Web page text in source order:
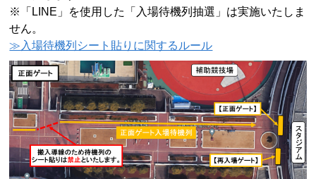
※「LINE 」を使用した「入場待機列抽選」は実施いたしま
せん。
≫入場待機列シート貼りに関するルール